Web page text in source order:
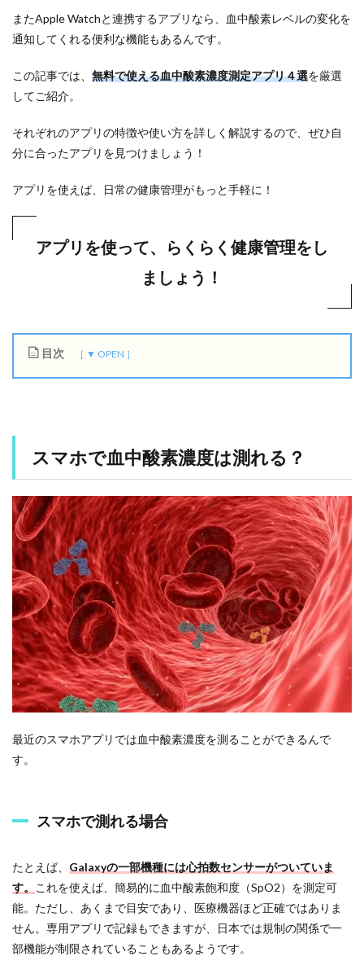
またApple Watchと連携するアプリなら、血中酸素レベルの変化を
通知してくれる便利な機能もあるんです。
この記事では、 無料で使える血中酸素濃度測定アプリ４選を厳選
してご紹介。
それぞれのアプリの特徴や使い方を詳しく解説するので、ぜひ自
分に合ったアプリを見つけましょう！
アプリを使えば、日常の健康管理がもっと手軽に！
アプリを使って、らくらく健康管理をし
ましょう！
目次
で
血
中
酸
素
濃
度
は
測
れ
る
？
1.1
ス
マ
ホ
で
測
る
専
バ
イ
ス
が
必
スマホで血中酸素濃度は測れる？
最近のスマホアプリでは血中酸素濃度を測ることができるんで
す。
スマホで測れる場合
たとえば、 Galaxyの一部機種には心拍数センサーがついていま
す。
これを使えば、簡易的に血中酸素飽和度（SpO2）を測定可
能。ただし、あくまで目安であり、医療機器ほど正確ではありま
せん。専用アプリで記録もできますが、日本では規制の関係で一
部機能が制限されていることもあるようです。